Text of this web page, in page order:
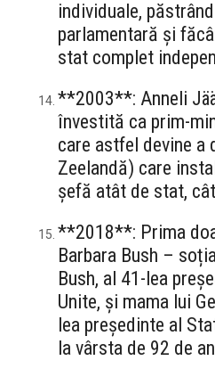
individuale,
parlamentară și
stat complet
**2003**: Anneli
învestită ca prim-
care astfel devine a
Zeelandă) care
șefă atât de stat,
**2018**: Prima
Barbara Bush –
Bush, al 41-lea
Unite, și mama lui
lea președinte al
la vârsta de 92 de